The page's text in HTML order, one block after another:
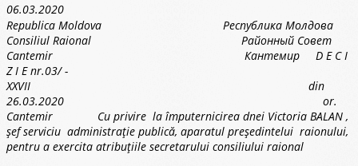
06.03.2020
Republica Moldova Республика Молдова
Consiliul Raional Районный Совет
Cantemir Кантемир D E C I
Z I E nr.03/ -
XXVII din
26.03.2020 or.
Cantemir Cu privire la împuternicirea dnei Victoria BALAN ,
şef serviciu administraţie publică, aparatul preşedintelui raionului,
pentru a exercita atribuţiile secretarului consiliului raional